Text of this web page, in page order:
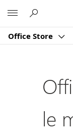
Office Store
le